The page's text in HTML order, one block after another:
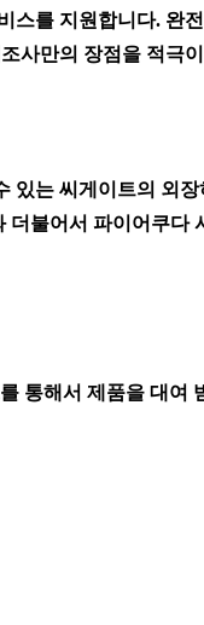
스를 지원합니다. 완
사만의 장점을 적극
있는 씨게이트의 외
더불어서 파이어쿠다
통해서 제품을 대여